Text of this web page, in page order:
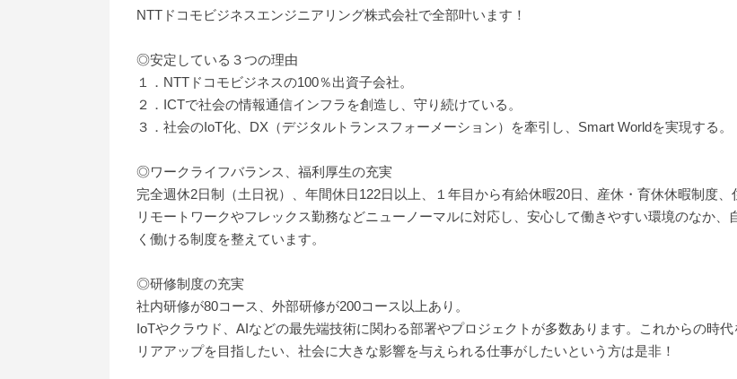
NTTドコモビジネスエンジニアリング株式会社で全部叶います！
◎安定している３つの理由
１．NTTドコモビジネスの100％出資子会社。
２．ICTで社会の情報通信インフラを創造し、守り続けている。
３．社会のIoT化、DX（デジタルトランスフォーメーション）を牽引し、Smart Worldを実現する。
◎ワークライフバランス、福利厚生の充実
完全週休2日制（土日祝）、年間休日122日以上、１年目から有給休暇20日、産休・育休休暇制度
リモートワークやフレックス勤務などニューノーマルに対応し、安心して働きやすい環境のなか
く働ける制度を整えています。
◎研修制度の充実
社内研修が80コース、外部研修が200コース以上あり。
IoTやクラウド、AIなどの最先端技術に関わる部署やプロジェクトが多数あります。これからの時
リアアップを目指したい、社会に大きな影響を与えられる仕事がしたいという方は是非！